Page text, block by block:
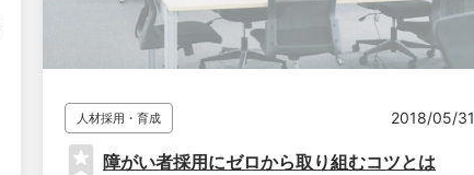
人材採用・育成 2018/05/31
障がい者採用にゼロから取り組むコツとは